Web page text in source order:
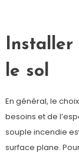
Installer
le sol
En général, le
besoins et de
souple incendie
surface plane.